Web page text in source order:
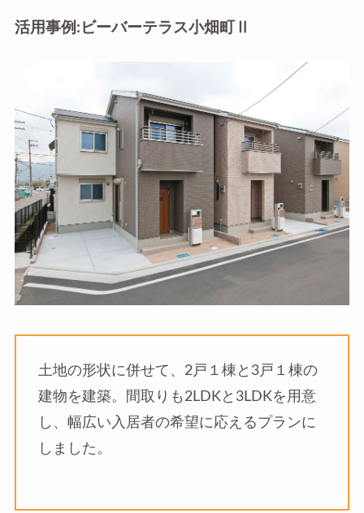
活用事例:ビーバーテラス小畑町Ⅱ
土地の形状に併せて、2戸１棟と3戸１棟の
建物を建築。間取りも2LDKと3LDKを用意
し、幅広い入居者の希望に応えるプランに
しました。